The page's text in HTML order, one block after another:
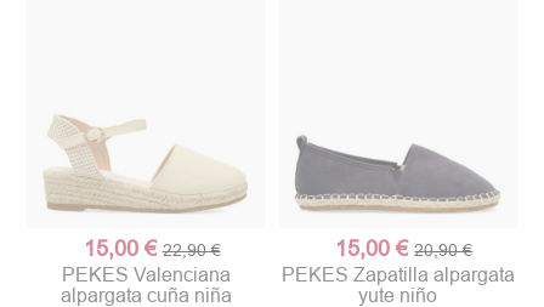
15,00 € 22,90 €
PEKES Valenciana
alpargata cuña niña
15,00 € 20,90 €
PEKES Zapatilla alpargata
yute niño